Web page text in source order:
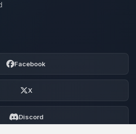
Facebook
X
Discord